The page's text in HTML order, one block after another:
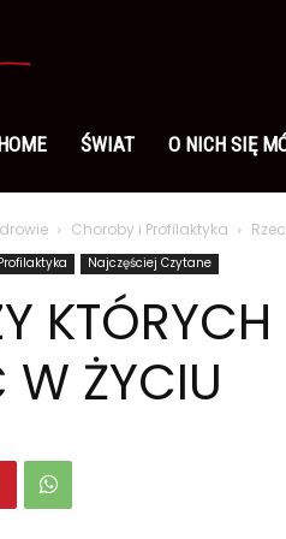
po
polsku
ŚWIAT O NICH SIĘ
Choroby i Profilaktyka
Najczęściej Czytane
W ŻYCIU